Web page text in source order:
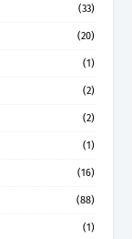
(33)
(20)
(1)
(2)
(2)
(1)
(16)
(88)
(1)